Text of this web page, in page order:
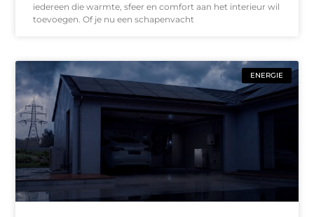
iedereen die warmte, sfeer en comfort aan het interieur wil
toevoegen. Of je nu een schapenvacht
ENERGIE